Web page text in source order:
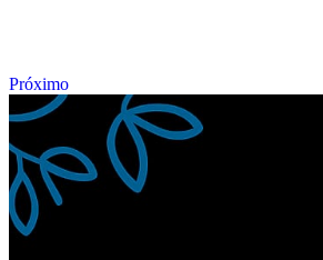
Próximo